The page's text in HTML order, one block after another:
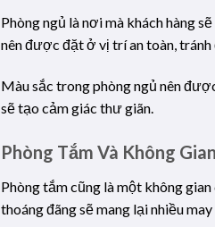
Phòng ngủ là nơi mà khách hàng
nên được đặt ở vị trí an toàn,
Màu sắc trong phòng ngủ nên
sẽ tạo cảm giác thư giãn.
Phòng Tắm Và Không
Phòng tắm cũng là một không
thoáng đãng sẽ mang lại nhiều may